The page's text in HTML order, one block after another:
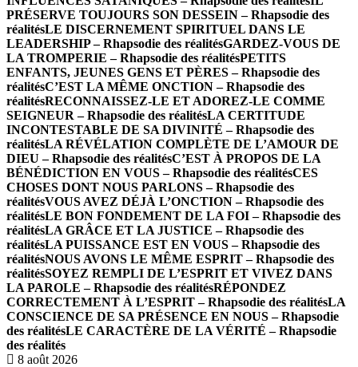
PRÉSERVE TOUJOURS SON DESSEIN – Rhapsodie des
réalitésLE DISCERNEMENT SPIRITUEL DANS LE
LEADERSHIP – Rhapsodie des réalitésGARDEZ-VOUS DE
LA TROMPERIE – Rhapsodie des réalitésPETITS
ENFANTS, JEUNES GENS ET PÈRES – Rhapsodie des
réalitésC’EST LA MÊME ONCTION – Rhapsodie des
réalitésRECONNAISSEZ-LE ET ADOREZ-LE COMME
SEIGNEUR – Rhapsodie des réalitésLA CERTITUDE
INCONTESTABLE DE SA DIVINITÉ – Rhapsodie des
réalitésLA RÉVÉLATION COMPLÈTE DE L’AMOUR DE
DIEU – Rhapsodie des réalitésC’EST À PROPOS DE LA
BÉNÉDICTION EN VOUS – Rhapsodie des réalitésCES
CHOSES DONT NOUS PARLONS – Rhapsodie des
réalitésVOUS AVEZ DÉJÀ L’ONCTION – Rhapsodie des
réalitésLE BON FONDEMENT DE LA FOI – Rhapsodie des
réalitésLA GRÂCE ET LA JUSTICE – Rhapsodie des
réalitésLA PUISSANCE EST EN VOUS – Rhapsodie des
réalitésNOUS AVONS LE MÊME ESPRIT – Rhapsodie des
réalitésSOYEZ REMPLI DE L’ESPRIT ET VIVEZ DANS
LA PAROLE – Rhapsodie des réalitésRÉPONDEZ
CORRECTEMENT À L’ESPRIT – Rhapsodie des réalitésLA
CONSCIENCE DE SA PRÉSENCE EN NOUS – Rhapsodie
des réalitésLE CARACTÈRE DE LA VÉRITÉ – Rhapsodie
des réalités
8 août 2026